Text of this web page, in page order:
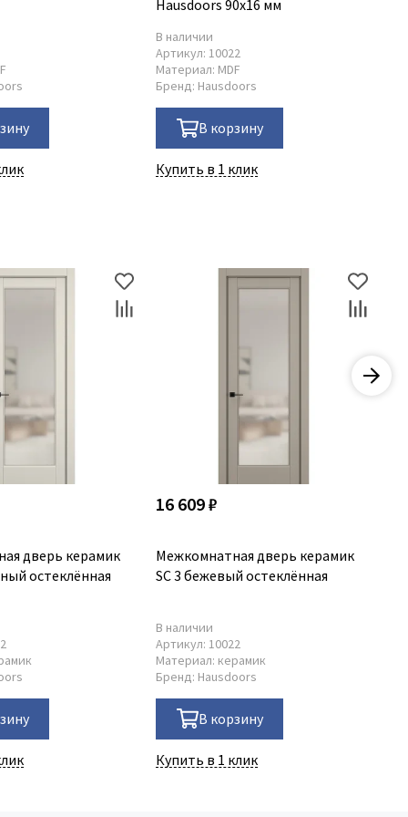
Hausdoors 90x16 мм
В наличии
Артикул: 10022
Материал: MDF
Бренд: Hausdoors
В корзину
Купить в 1 клик
дверь керамик
остеклённая
16 609 ₽
Межкомнатная дверь керамик
SC 3 бежевый остеклённая
В наличии
Артикул: 10022
Материал: керамик
Бренд: Hausdoors
В корзину
Купить в 1 клик